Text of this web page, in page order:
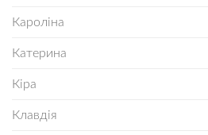
Кароліна
Катерина
Кіра
Клавдія